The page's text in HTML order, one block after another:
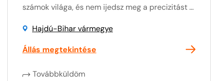
számok világa, és nem ijedsz meg a precizitást ...
Hajdú-Bihar vármegye
Állás megtekintése
Továbbküldöm